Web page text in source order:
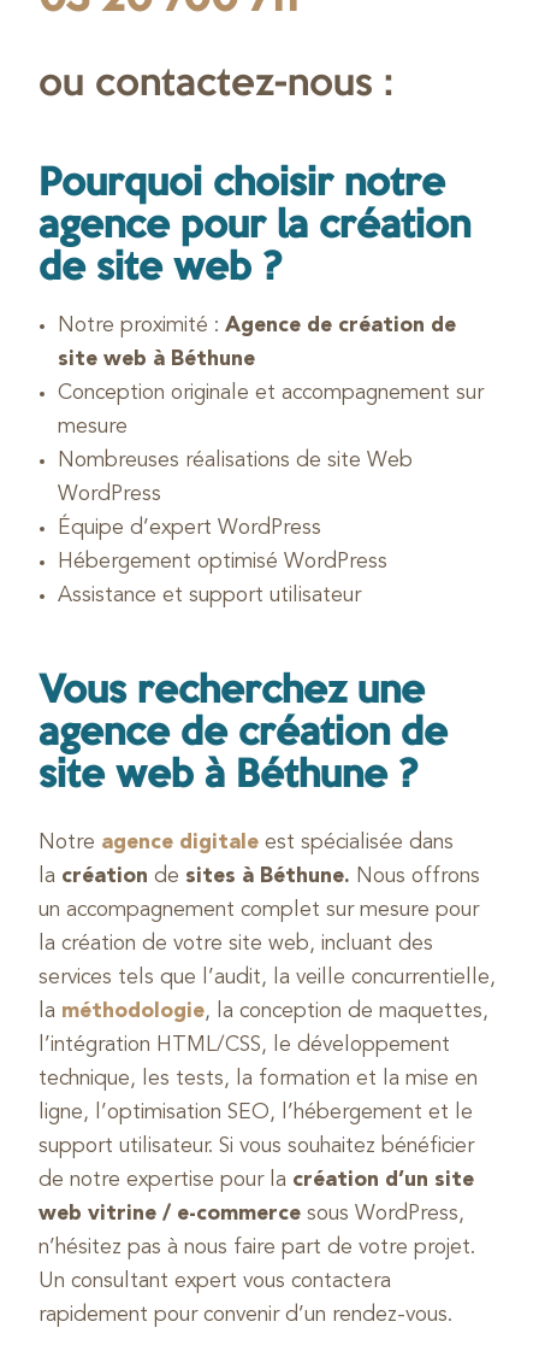
ou contactez-nous :
Pourquoi choisir notre
agence pour la création
de site web ?
Notre proximité : Agence de création de
site web à Béthune
Conception originale et accompagnement sur
mesure
Nombreuses réalisations de site Web
WordPress
Équipe d’expert WordPress
Hébergement optimisé WordPress
Assistance et support utilisateur
Vous recherchez une
agence de création de
site web à Béthune ?
Notre agence digitale est spécialisée dans
la création de sites à Béthune. Nous offrons
un accompagnement complet sur mesure pour
la création de votre site web, incluant des
services tels que l’audit, la veille concurrentielle,
la méthodologie, la conception de maquettes,
l’intégration HTML/CSS, le développement
technique, les tests, la formation et la mise en
ligne, l’optimisation SEO, l’hébergement et le
support utilisateur. Si vous souhaitez bénéficier
de notre expertise pour la création d’un site
web vitrine / e-commerce sous WordPress,
n’hésitez pas à nous faire part de votre projet.
Un consultant expert vous contactera
rapidement pour convenir d’un rendez-vous.